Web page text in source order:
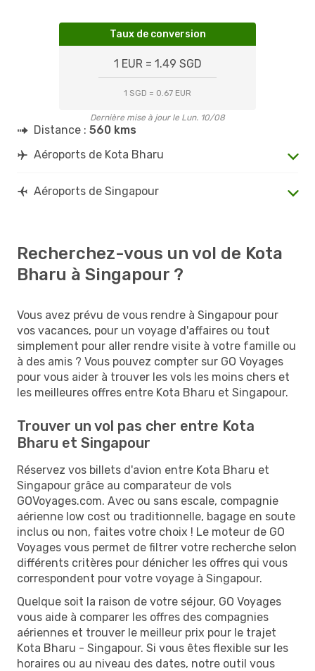
Taux de conversion
1 EUR = 1.49 SGD
1 SGD = 0.67 EUR
Dernière mise à jour le Lun. 10/08
Distance : 560 kms
Aéroports de Kota Bharu
Aéroports de Singapour
Recherchez-vous un vol de Kota
Bharu à Singapour ?
Vous avez prévu de vous rendre à Singapour pour
vos vacances, pour un voyage d'affaires ou tout
simplement pour aller rendre visite à votre famille ou
à des amis ? Vous pouvez compter sur GO Voyages
pour vous aider à trouver les vols les moins chers et
les meilleures offres entre Kota Bharu et Singapour.
Trouver un vol pas cher entre Kota
Bharu et Singapour
Réservez vos billets d'avion entre Kota Bharu et
Singapour grâce au comparateur de vols
GOVoyages.com. Avec ou sans escale, compagnie
aérienne low cost ou traditionnelle, bagage en soute
inclus ou non, faites votre choix ! Le moteur de GO
Voyages vous permet de filtrer votre recherche selon
différents critères pour dénicher les offres qui vous
correspondent pour votre voyage à Singapour.
Quelque soit la raison de votre séjour, GO Voyages
vous aide à comparer les offres des compagnies
aériennes et trouver le meilleur prix pour le trajet
Kota Bharu - Singapour. Si vous êtes flexible sur les
horaires ou au niveau des dates, notre outil vous